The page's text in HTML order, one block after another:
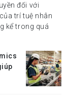
đối với
trí tuệ nhân
kể trong quá